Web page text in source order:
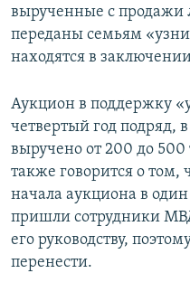
вырученные с продажи
переданы семьям
находятся в
Аукцион в поддержку
четвертый год подряд,
выручено от 200 до
также говорится о том,
начала аукциона в
пришли сотрудники
его руководству,
перенести.